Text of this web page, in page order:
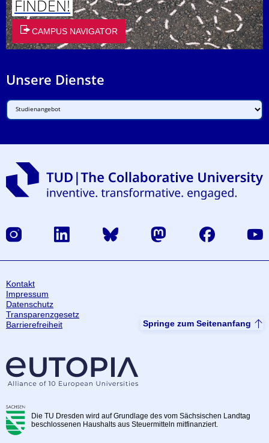
FINDEN!
CAMPUS NAVIGATOR
Unsere Dienste
Instagram LinkedIn Bluesky Mastodon Facebook
Kontakt
Impressum
Datenschutz
Transparenzgesetz
Barrierefreiheit
Springe zum Seitenanfang
Die TU Dresden wird auf Grundlage des vom Sächsischen Landtag
beschlossenen Haushalts aus Steuermitteln mitfinanziert.